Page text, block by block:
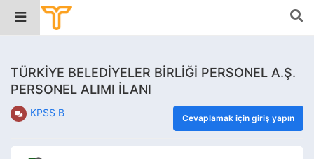
TÜRKİYE BELEDİYELER BİRLİĞİ PERSONEL A.Ş.
PERSONEL ALIMI İLANI
KPSS B Cevaplamak için giriş yapın